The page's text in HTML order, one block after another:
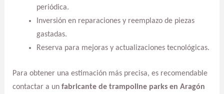
periódica.
Inversión en reparaciones y reemplazo de piezas
gastadas.
Reserva para mejoras y actualizaciones tecnológicas.
Para obtener una estimación más precisa, es recomendable
contactar a un fabricante de trampoline parks en Aragón